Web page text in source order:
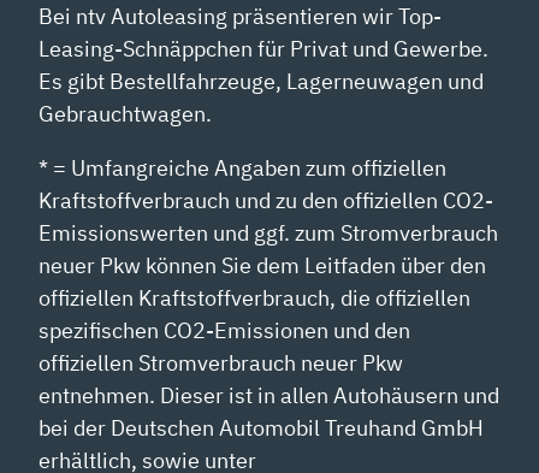
Bei ntv Autoleasing präsentieren wir Top-
Leasing-Schnäppchen für Privat und Gewerbe.
Es gibt Bestellfahrzeuge, Lagerneuwagen und
Gebrauchtwagen.
* = Umfangreiche Angaben zum offiziellen
Kraftstoffverbrauch und zu den offiziellen CO2-
Emissionswerten und ggf. zum Stromverbrauch
neuer Pkw können Sie dem Leitfaden über den
offiziellen Kraftstoffverbrauch, die offiziellen
spezifischen CO2-Emissionen und den
offiziellen Stromverbrauch neuer Pkw
entnehmen. Dieser ist in allen Autohäusern und
bei der Deutschen Automobil Treuhand GmbH
erhältlich, sowie unter